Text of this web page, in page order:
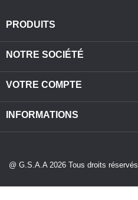
PRODUITS
NOTRE SOCIÉTÉ
VOTRE COMPTE
INFORMATIONS
@ G.S.A.A 2026 Tous droits réservés